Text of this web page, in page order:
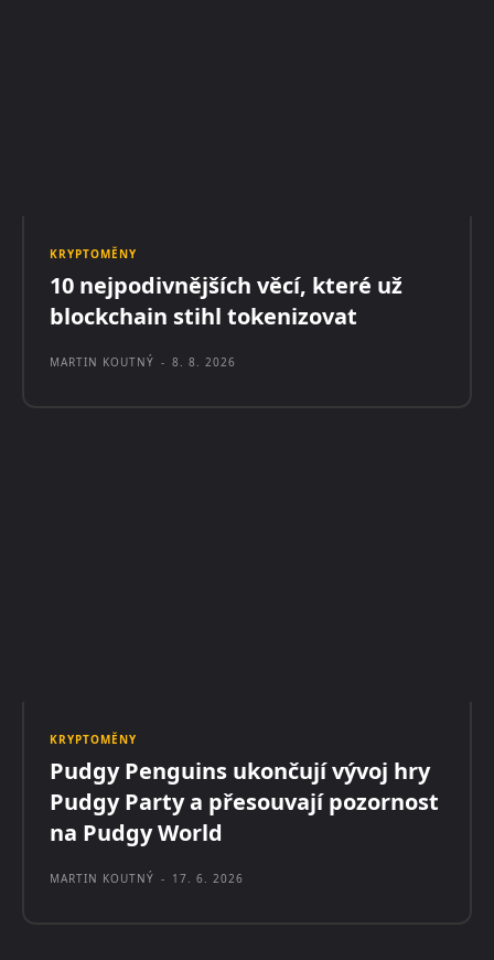
KRYPTOMĚNY
10 nejpodivnějších věcí, které už
blockchain stihl tokenizovat
MARTIN KOUTNÝ - 8. 8. 2026
KRYPTOMĚNY
Pudgy Penguins ukončují vývoj hry
Pudgy Party a přesouvají pozornost
na Pudgy World
MARTIN KOUTNÝ - 17. 6. 2026